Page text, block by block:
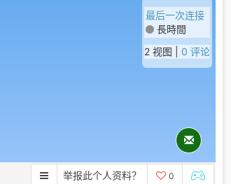
最后一次连接
長時間
2 视图 | 0 评论
举报此个人资料？ 0